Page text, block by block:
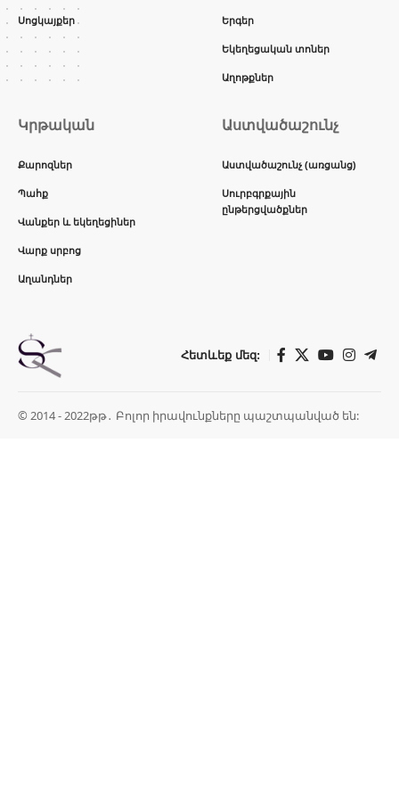
Սոցկայքեր Երգեր
Եկեղեցական տոներ
Աղոթքներ
Կրթական
Քարոզներ
Պահք
Վանքեր և եկեղեցիներ
Վարք սրբոց
Աղանդներ
Աստվածաշունչ
Աստվածաշունչ (առցանց)
Սուրբգրքային
ընթերցվածքներ
Հետևեք մեզ:
© 2014 - 2022թթ․ Բոլոր իրավունքները պաշտպանված են: